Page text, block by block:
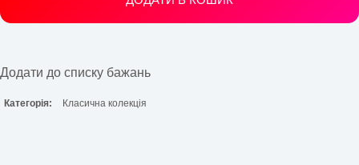
Додати до списку бажань
Категорія: Класична колекція